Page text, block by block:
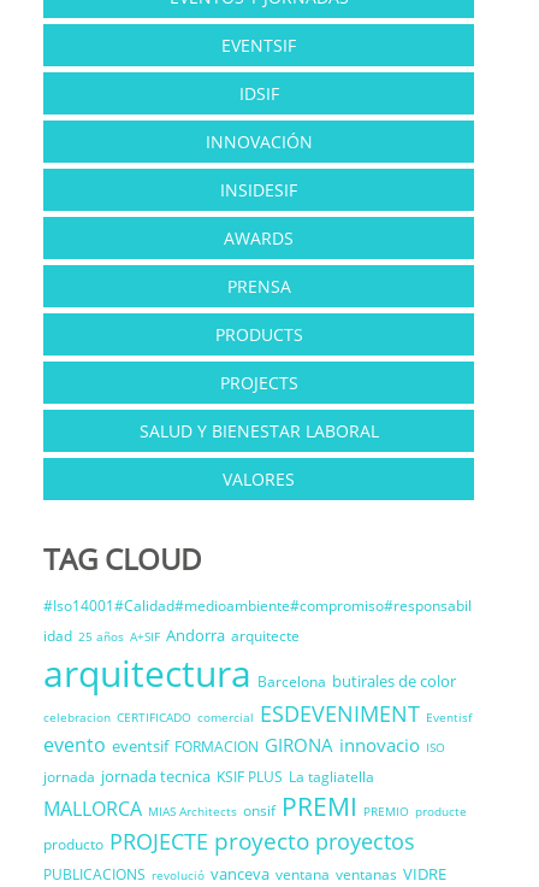
EVENTSIF
IDSIF
INNOVACIÓN
INSIDESIF
AWARDS
PRENSA
PRODUCTS
PROJECTS
SALUD Y BIENESTAR LABORAL
VALORES
TAG CLOUD
#Iso14001#Calidad#medioambiente#compromiso#responsabil
idad 25 años A+SIF Andorra arquitecte
arquitectura Barcelona butirales de color
celebracion CERTIFICADO comercial ESDEVENIMENT Eventisf
evento eventsif FORMACION GIRONA innovacio ISO
jornada jornada tecnica KSIF PLUS La tagliatella
MALLORCA MIAS Architects onsif PREMI PREMIO producte
producto PROJECTE proyecto proyectos
PUBLICACIONS revolució vanceva ventana ventanas VIDRE